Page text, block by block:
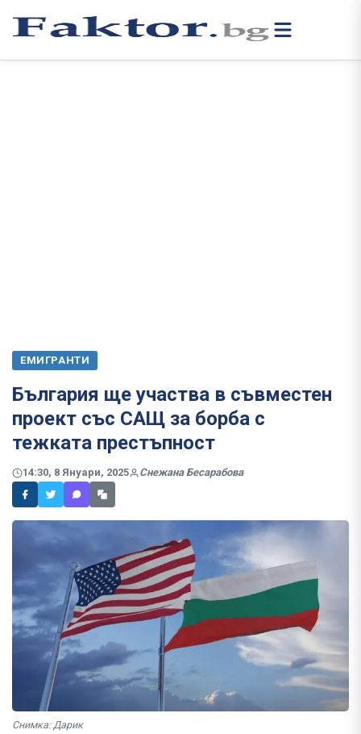
ЕМИГРАНТИ
България ще участва в съвместен
проект със САЩ за борба с
тежката престъпност
14:30, 8 Януари, 2025 Снежана Бесарабова
Снимка: Дарик